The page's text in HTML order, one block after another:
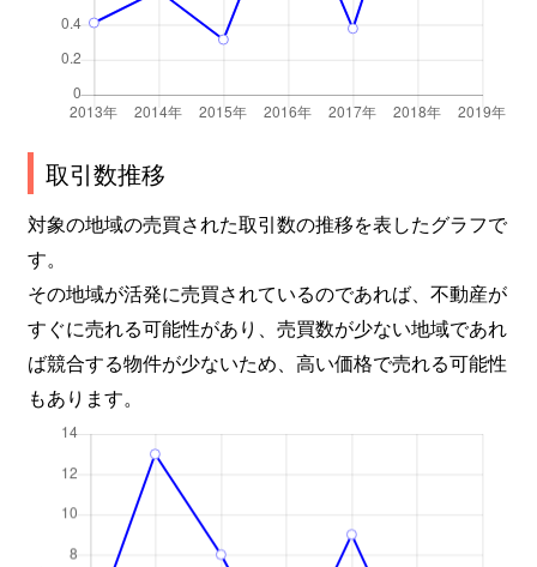
取引数推移
対象の地域の売買された取引数の推移を表したグラフで
す。
その地域が活発に売買されているのであれば、不動産が
すぐに売れる可能性があり、売買数が少ない地域であれ
ば競合する物件が少ないため、高い価格で売れる可能性
もあります。